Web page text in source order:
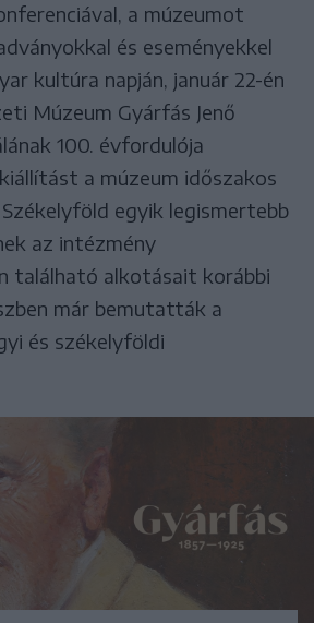
a múzeumot
és eseményekkel
kultúra napján, január 22-én
Múzeum Gyárfás Jenő
100. évfordulója
a múzeum időszakos
egyik legismertebb
az intézmény
található alkotásait korábbi
már bemutatták a
és székelyföldi